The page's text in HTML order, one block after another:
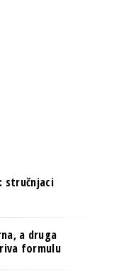
stručnjaci
a druga
formulu